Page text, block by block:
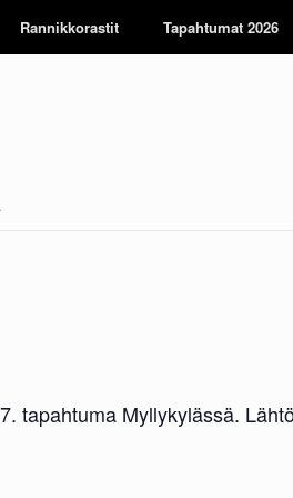
Rannikkorastit Tapahtumat 2026
tapahtuma Myllykylässä.